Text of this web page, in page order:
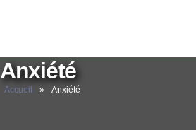
Anxiété
Accueil » Anxiété